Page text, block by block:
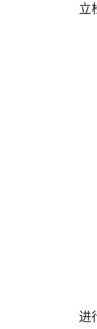
立
进